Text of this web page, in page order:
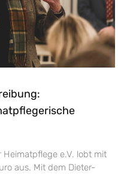
e.V. lobt mit
aus. Mit dem Dieter-